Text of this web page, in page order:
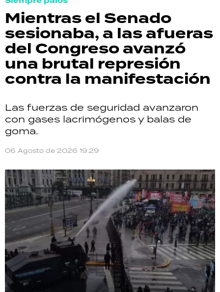
Mientras el Senado
sesionaba, a las afueras
del Congreso avanzó
una brutal represión
contra la manifestación
Las fuerzas de seguridad avanzaron
con gases lacrimógenos y balas de
goma.
06 Agosto de 2026 19:29